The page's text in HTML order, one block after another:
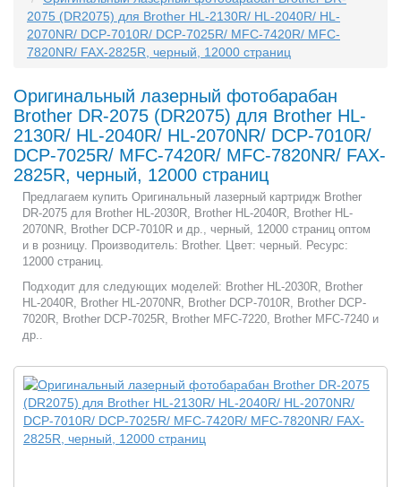
2075 (DR2075) для Brother HL-2130R/ HL-2040R/ HL-
2070NR/ DCP-7010R/ DCP-7025R/ MFC-7420R/ MFC-
7820NR/ FAX-2825R, черный, 12000 страниц
Оригинальный лазерный фотобарабан
Brother DR-2075 (DR2075) для Brother HL-
2130R/ HL-2040R/ HL-2070NR/ DCP-7010R/
DCP-7025R/ MFC-7420R/ MFC-7820NR/ FAX-
2825R, черный, 12000 страниц
Предлагаем купить Оригинальный лазерный картридж Brother
DR-2075 для Brother HL-2030R, Brother HL-2040R, Brother HL-
2070NR, Brother DCP-7010R и др., черный, 12000 страниц оптом
и в розницу. Производитель: Brother. Цвет: черный. Ресурс:
12000 страниц.
Подходит для следующих моделей: Brother HL-2030R, Brother
HL-2040R, Brother HL-2070NR, Brother DCP-7010R, Brother DCP-
7020R, Brother DCP-7025R, Brother MFC-7220, Brother MFC-7240 и
др..